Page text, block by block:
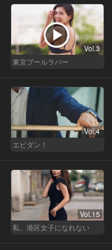
Vol.3
東京プールラバー
Vol.4
エビダン！
Vol.15
私、港区女子になれない